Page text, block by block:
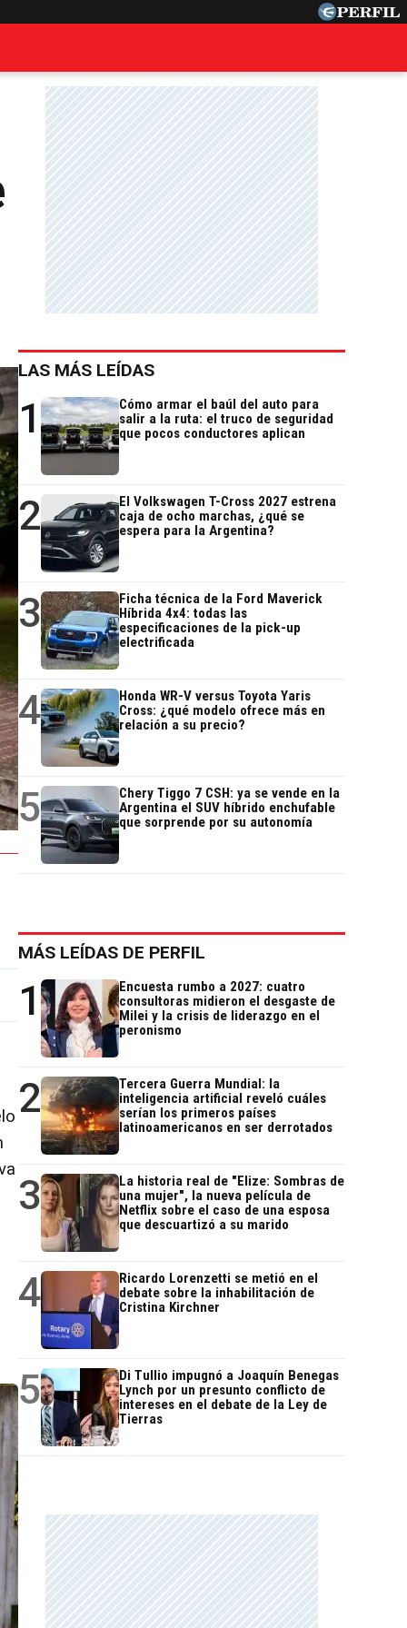
LAS MÁS LEÍDAS
1
Cómo armar el baúl del auto para
salir a la ruta: el truco de seguridad
que pocos conductores aplican
2
El Volkswagen T-Cross 2027 estrena
caja de ocho marchas, ¿qué se
espera para la Argentina?
3
Ficha técnica de la Ford Maverick
Híbrida 4x4: todas las
especificaciones de la pick-up
electrificada
4
Honda WR-V versus Toyota Yaris
Cross: ¿qué modelo ofrece más en
relación a su precio?
5
Chery Tiggo 7 CSH: ya se vende en la
Argentina el SUV híbrido enchufable
que sorprende por su autonomía
MÁS LEÍDAS DE PERFIL
1
Encuesta rumbo a 2027: cuatro
consultoras midieron el desgaste de
Milei y la crisis de liderazgo en el
peronismo
2
Tercera Guerra Mundial: la
inteligencia artificial reveló cuáles
serían los primeros países
latinoamericanos en ser derrotados
3
La historia real de "Elize: Sombras de
una mujer", la nueva película de
Netflix sobre el caso de una esposa
que descuartizó a su marido
4
Ricardo Lorenzetti se metió en el
debate sobre la inhabilitación de
Cristina Kirchner
5
Di Tullio impugnó a Joaquín Benegas
Lynch por un presunto conflicto de
intereses en el debate de la Ley de
Tierras